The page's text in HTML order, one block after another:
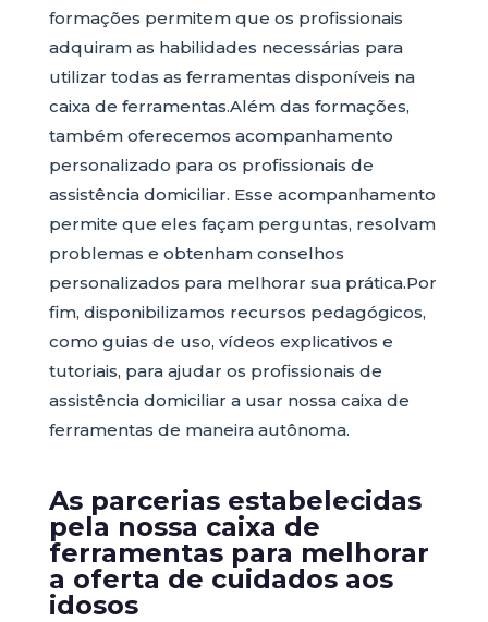
formações permitem que os profissionais
adquiram as habilidades necessárias para
utilizar todas as ferramentas disponíveis na
caixa de ferramentas.Além das formações,
também oferecemos acompanhamento
personalizado para os profissionais de
assistência domiciliar. Esse acompanhamento
permite que eles façam perguntas, resolvam
problemas e obtenham conselhos
personalizados para melhorar sua prática.Por
fim, disponibilizamos recursos pedagógicos,
como guias de uso, vídeos explicativos e
tutoriais, para ajudar os profissionais de
assistência domiciliar a usar nossa caixa de
ferramentas de maneira autônoma.
As parcerias estabelecidas
pela nossa caixa de
ferramentas para melhorar
a oferta de cuidados aos
idosos